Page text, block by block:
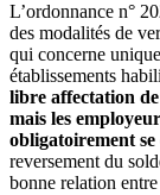
L’ordonnance n°
des modalités de
qui concerne
établissements
libre affectation
mais les
obligatoirement
reversement du
bonne relation